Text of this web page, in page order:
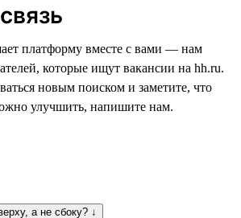
платформу вместе с вами — нам
которые ищут вакансии на hh.ru.
новым поиском и заметите, что
улучшить, напишите нам.
а не сбоку? ↓